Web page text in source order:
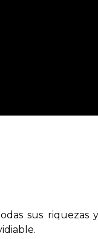
sus riquezas